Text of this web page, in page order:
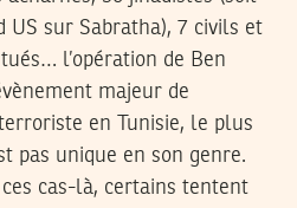
sur Sabratha), 7 civils et
l’opération de Ben
majeur de
en Tunisie, le plus
pas unique en son genre.
cas-là, certains tentent